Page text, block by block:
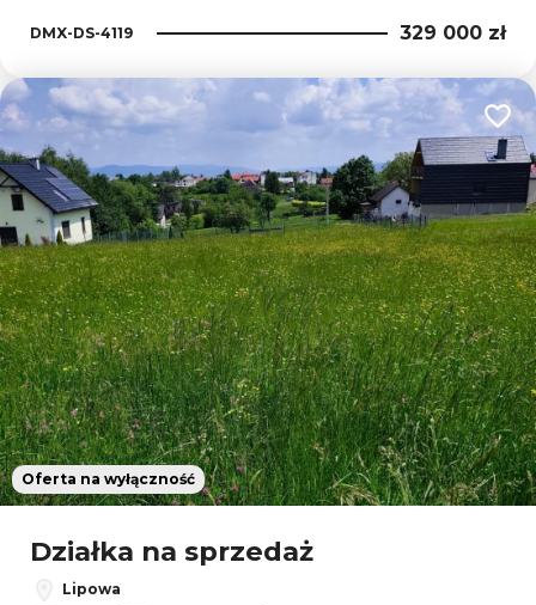
DMX-DS-4119 329 000 zł
Oferta na wyłączność
Działka na sprzedaż
Lipowa